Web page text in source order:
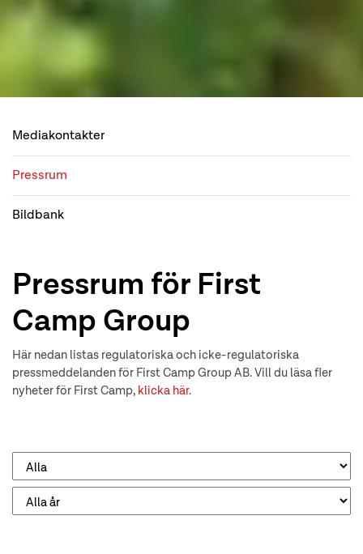
Mediakontakter
Pressrum
Bildbank
Pressrum för First
Camp Group
Här nedan listas regulatoriska och icke-regulatoriska
pressmeddelanden för First Camp Group AB. Vill du läsa fler
nyheter för First Camp, klicka här.